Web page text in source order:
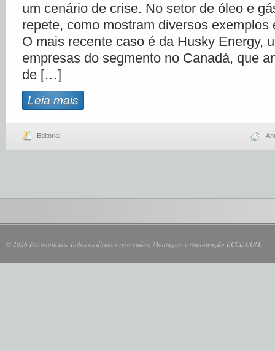
um cenário de crise. No setor de óleo e
repete, como mostram diversos exemplos
O mais recente caso é da Husky Energy,
empresas do segmento no Canadá, que
de […]
Leia mais
Editorial
© 2026 Petronotícias. Todos os direitos reservados. Montagem e manutenção ECCE.COM.